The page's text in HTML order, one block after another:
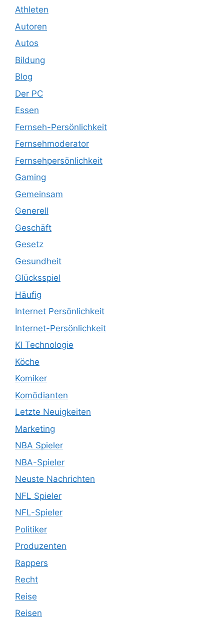
Athleten
Autoren
Autos
Bildung
Blog
Der PC
Essen
Fernseh-Persönlichkeit
Fernsehmoderator
Fernsehpersönlichkeit
Gaming
Gemeinsam
Generell
Geschäft
Gesetz
Gesundheit
Glücksspiel
Häufig
Internet Persönlichkeit
Internet-Persönlichkeit
KI Technologie
Köche
Komiker
Komödianten
Letzte Neuigkeiten
Marketing
NBA Spieler
NBA-Spieler
Neuste Nachrichten
NFL Spieler
NFL-Spieler
Politiker
Produzenten
Rappers
Recht
Reise
Reisen